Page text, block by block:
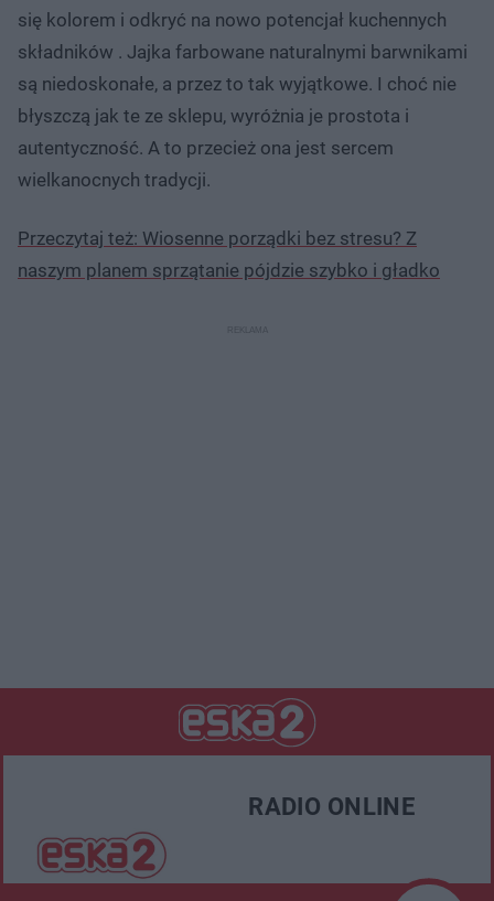
się kolorem i odkryć na nowo potencjał kuchennych
składników . Jajka farbowane naturalnymi barwnikami
są niedoskonałe, a przez to tak wyjątkowe. I choć nie
błyszczą jak te ze sklepu, wyróżnia je prostota i
autentyczność. A to przecież ona jest sercem
wielkanocnych tradycji.
Przeczytaj też: Wiosenne porządki bez stresu? Z
naszym planem sprzątanie pójdzie szybko i gładko
RADIO ONLINE